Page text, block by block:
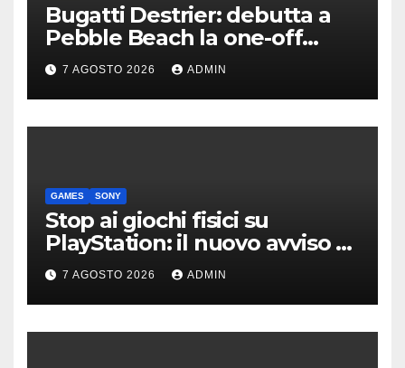
Bugatti Destrier: debutta a
Pebble Beach la one-off
derivata dalla Bolide
7 AGOSTO 2026 ADMIN
GAMES SONY
Stop ai giochi fisici su
PlayStation: il nuovo avviso di
Sony è l’ennesima conferma
7 AGOSTO 2026 ADMIN